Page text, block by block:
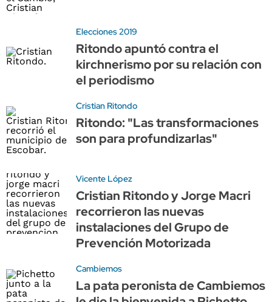
Elecciones 2019
Ritondo apuntó contra el
kirchnerismo por su relación con
el periodismo
Cristian Ritondo
Ritondo: "Las transformaciones
son para profundizarlas"
Vicente López
Cristian Ritondo y Jorge Macri
recorrieron las nuevas
instalaciones del Grupo de
Prevención Motorizada
Cambiemos
La pata peronista de Cambiemos